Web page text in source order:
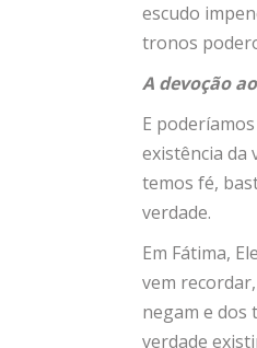
escudo
tronos
A devoção
E
existência da
temos fé,
verdade.
Em Fátima,
vem
negam e dos
verdade